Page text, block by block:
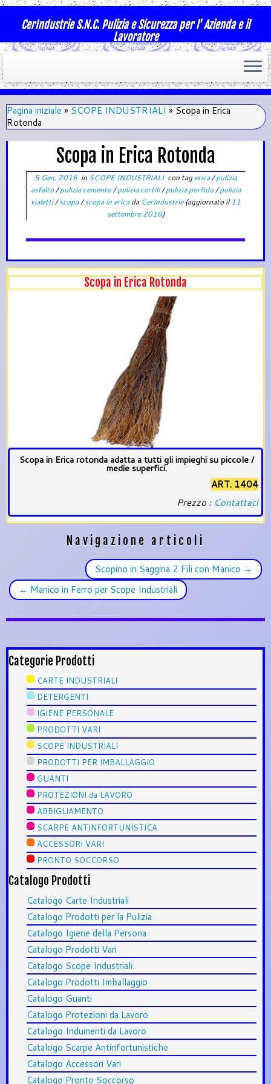
CerIndustrie S.N.C. Pulizia e Sicurezza per l' Azienda e il
Lavoratore
Pagina iniziale » SCOPE INDUSTRIALI » Scopa in Erica
Rotonda
Scopa in Erica Rotonda
5 Gen, 2016 in SCOPE INDUSTRIALI con tagerica/pulizia
asfalto/pulizia cemento/pulizia cortili/pulizia porfido/pulizia
vialetti/scopa/scopa in ericada CerIndustrie(aggiornato il11
settembre 2016)
Scopa in Erica Rotonda
Scopa in Erica rotonda adatta a tutti gli impieghi su piccole /
medie superfici.
ART. 1404
Prezzo : Contattaci
Navigazione articoli
Scopino in Saggina 2 Fili con Manico →
← Manico in Ferro per Scope Industriali
Categorie Prodotti
CARTE INDUSTRIALI
DETERGENTI
IGIENE PERSONALE
PRODOTTI VARI
SCOPE INDUSTRIALI
PRODOTTI PER IMBALLAGGIO
GUANTI
PROTEZIONI da LAVORO
ABBIGLIAMENTO
SCARPE ANTINFORTUNISTICA
ACCESSORI VARI
PRONTO SOCCORSO
Catalogo Prodotti
Catalogo Carte Industriali
Catalogo Prodotti per la Pulizia
Catalogo Igiene della Persona
Catalogo Prodotti Vari
Catalogo Scope Industriali
Catalogo Prodotti Imballaggio
Catalogo Guanti
Catalogo Protezioni da Lavoro
Catalogo Indumenti da Lavoro
Catalogo Scarpe Antinfortunistiche
Catalogo Accessori Vari
Catalogo Pronto Soccorso